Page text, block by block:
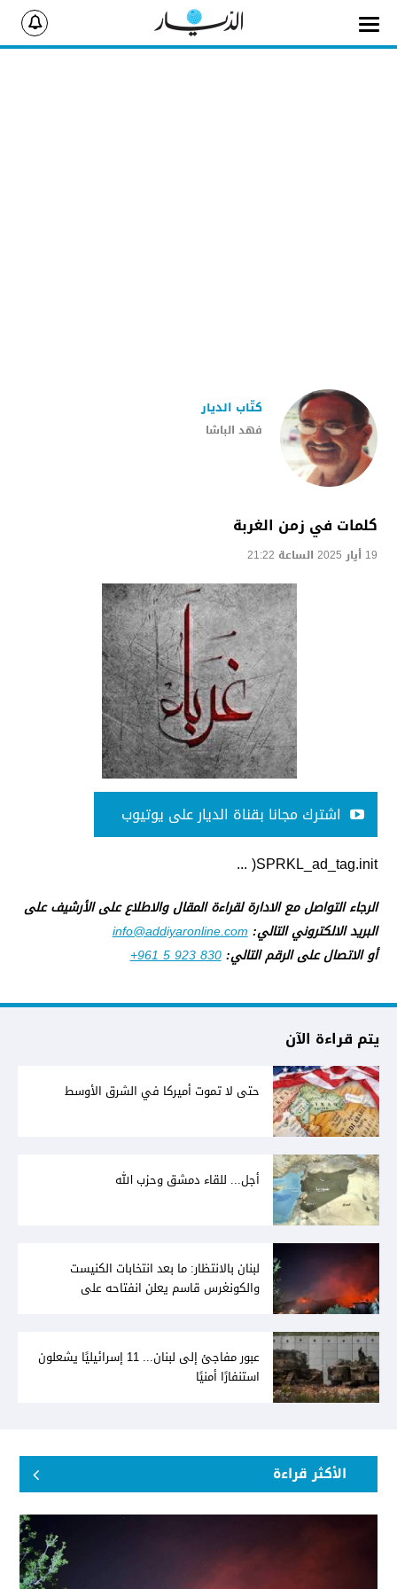
فهد الباشا
كتّاب الديار
كلمات في زمن الغربة
19 أيار 2025 الساعة 21:22
اشترك مجانا بقناة الديار على يوتيوب
SPRKL_ad_tag.init( ...
الرجاء التواصل مع الادارة لقراءة المقال والاطلاع على الأرشيف على
البريد الالكتروني التالي:info@addiyaronline.com
أو الاتصال على الرقم التالي:+961 5 923 830
يتم قراءة الآن
حتى لا تموت أميركا في الشرق الأوسط
أجل... للقاء دمشق وحزب الله
لبنان بالانتظار: ما بعد انتخابات الكنيست
والكونغرس قاسم يعلن انفتاحه على
عبور مفاجئ إلى لبنان... 11 إسرائيليًا يشعلون
استنفارًا أمنيًا
الأكثر قراءة